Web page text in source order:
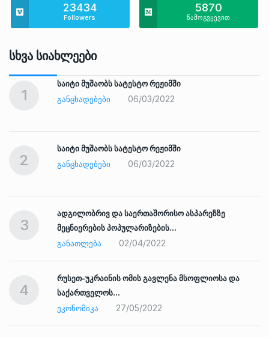
23434
Followers
5870
წამოგვყევით
Სხვა Სიახლეები
1
საიტი მუშაობს სატესტო რეჟიმში
ᲒᲐᲜᲪᲮᲐᲓᲔᲑᲔᲑᲘ
06/03/2022
2
საიტი მუშაობს სატესტო რეჟიმში
ᲒᲐᲜᲪᲮᲐᲓᲔᲑᲔᲑᲘ
06/03/2022
3
ადგილობრივ და საერთაშორისო ასპარეზზე
მეცნიერების პოპულარიზების…
ᲒᲐᲜᲐᲗᲚᲔᲑᲐ
02/04/2022
4
რუსეთ-უკრაინის ომის გავლენა მსოფლიოსა და
საქართველოს…
ᲔᲙᲝᲜᲝᲛᲘᲙᲐ
27/05/2022